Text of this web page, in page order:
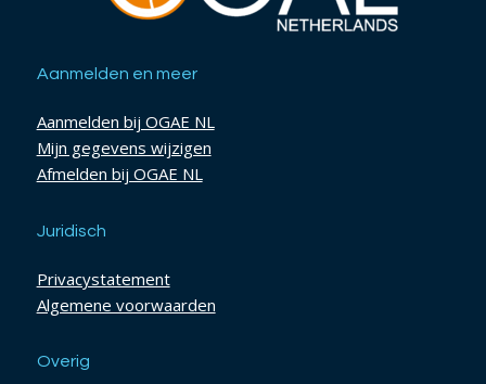
Aanmelden en meer
Aanmelden bij OGAE NL
Mijn gegevens wijzigen
Afmelden bij OGAE NL
Juridisch
Privacystatement
Algemene voorwaarden
Overig